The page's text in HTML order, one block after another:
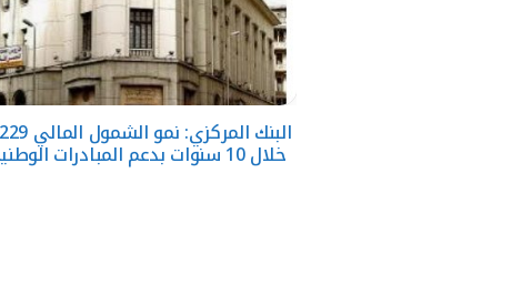
خلال 10 سنوات بدعم المبادرات الوطنية